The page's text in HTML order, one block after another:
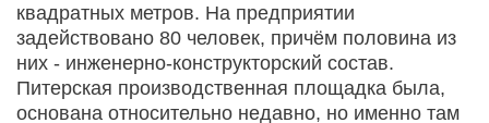
квадратных метров. На предприятии
задействовано 80 человек, причём половина из
них - инженерно-конструкторский состав.
Питерская производственная площадка была,
основана относительно недавно, но именно там